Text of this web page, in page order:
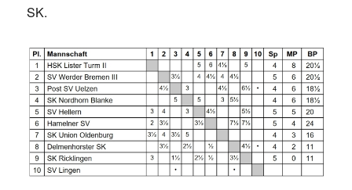
SK.